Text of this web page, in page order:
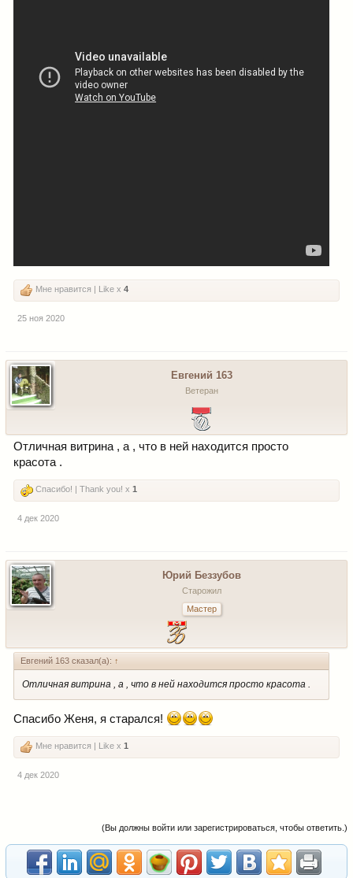
Мне нравится | Like x 4
25 ноя 2020
Евгений 163
Ветеран
Отличная витрина , а , что в ней находится просто
красота .
Спасибо! | Thank you! x 1
4 дек 2020
Юрий Беззубов
Старожил
Мастер
Евгений 163 сказал(а): ↑
Отличная витрина , а , что в ней находится просто красота .
Спасибо Женя, я старался!
Мне нравится | Like x 1
4 дек 2020
(Вы должны войти или зарегистрироваться, чтобы ответить.)